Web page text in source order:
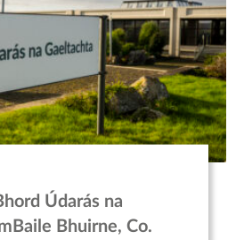
Údarás na
Bhuirne, Co.